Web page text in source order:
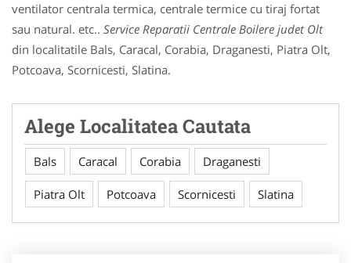
ventilator centrala termica, centrale termice cu tiraj fortat
sau natural. etc.. Service Reparatii Centrale Boilere judet Olt
din localitatile Bals, Caracal, Corabia, Draganesti, Piatra Olt,
Potcoava, Scornicesti, Slatina.
Alege Localitatea Cautata
Bals Caracal Corabia Draganesti
Piatra Olt Potcoava Scornicesti Slatina